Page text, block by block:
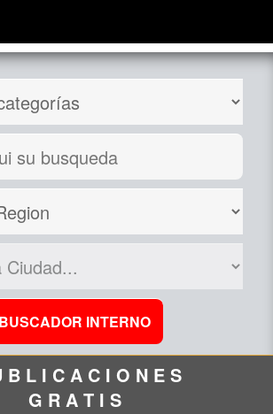
B L I C A C I O N E S
G R A T I S